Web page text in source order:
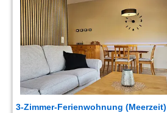
3-Zimmer-Ferienwohnung (Meerzeit)